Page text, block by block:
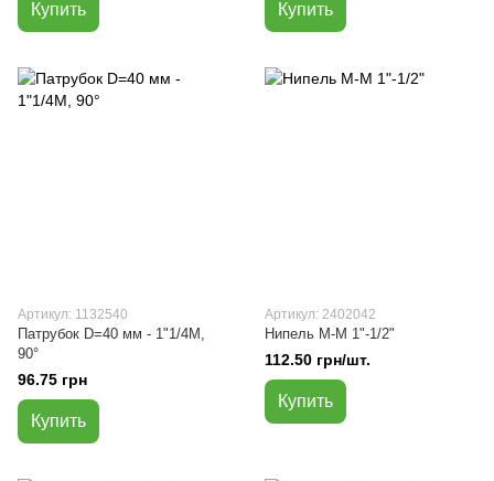
Купить Купить
Артикул: 1132540
Патрубок D=40 мм - 1"1/4M,
90°
96.75 грн
Купить
Артикул: 2402042
Нипель M-M 1"-1/2"
112.50 грн/шт.
Купить